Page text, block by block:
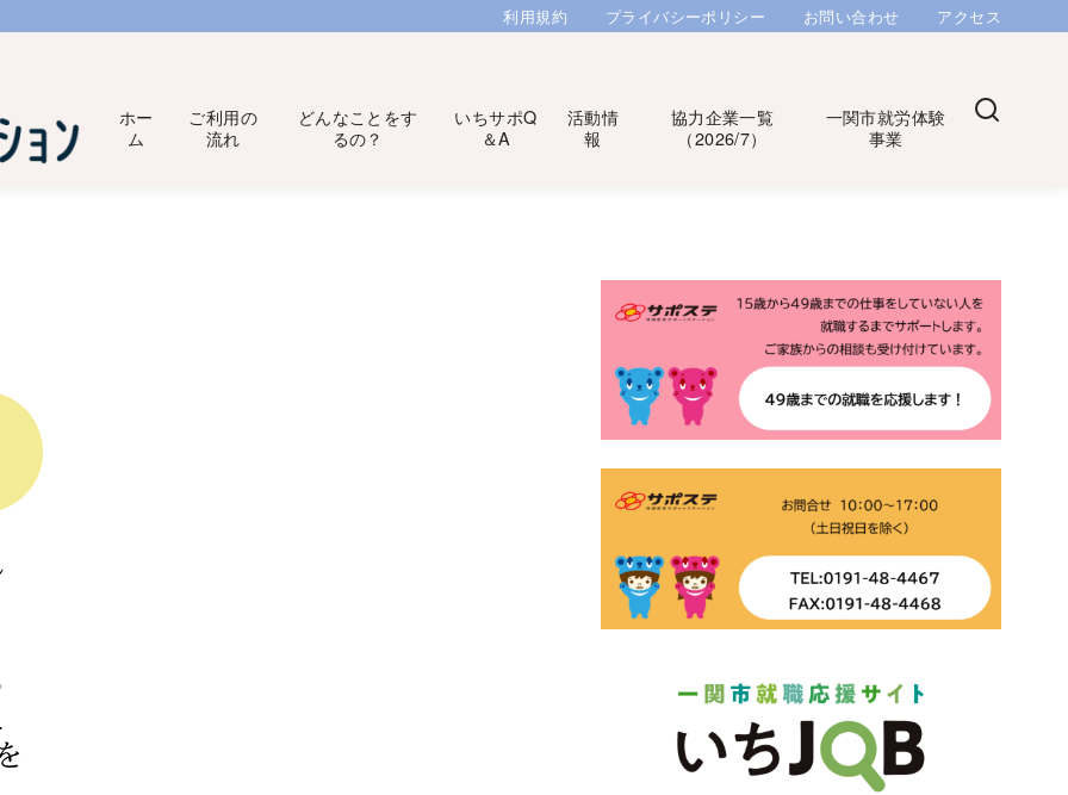
利用規約 プライバシーポリシー お問い合わせ アクセス
ホー
ム
ご利用の
流れ
どんなことをす
るの？
いちサポQ
＆A
活動情
報
協力企業一覧
（2026/7）
一関市就労体験
事業